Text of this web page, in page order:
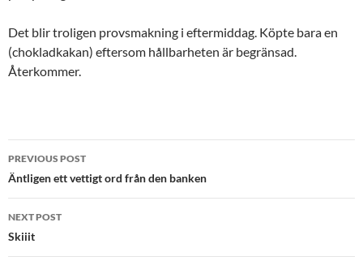
Det blir troligen provsmakning i eftermiddag. Köpte bara en
(chokladkakan) eftersom hållbarheten är begränsad.
Återkommer.
Post
navigation
PREVIOUS POST
Äntligen ett vettigt ord från den banken
NEXT POST
Skiiit